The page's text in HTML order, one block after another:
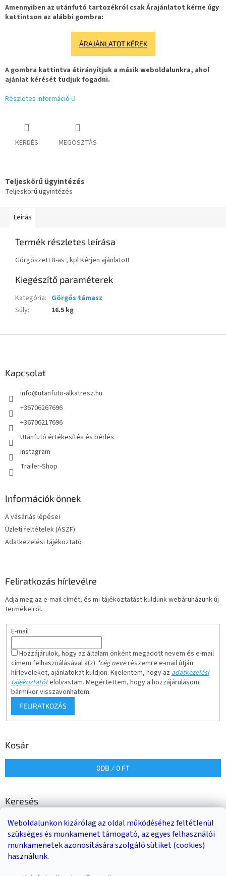
Weboldalunkon kizárólag az oldal működéséhez feltétlenül
szükséges és munkamenet támogató, az egyes felhasználói
munkamenetek azonosítására szolgáló sütiket (cookies)
használunk.
Amennyiben az utánfutó tartozékról csak Árajánlatot kérne úgy
kattintson az alábbi gombra:
ÁRAJÁNLATOT KÉREK
A gombra kattintva átirányítjuk a másik weboldalunkra, ahol
ajánlat kérését tudjuk fogadni.
Részletes információ
KÉRDÉS MEGOSZTÁS
Teljeskörű ügyintézés
Teljeskörű ügyintézés
Leírás
Termék részletes leírása
Görgőszett 8-as , kpl Kérjen ajánlatot!
Kiegészítő paraméterek
Kategória: Görgős támasz
Súly: 16.5 kg
Kapcsolat
info@utanfuto-alkatresz.hu
+36706267696
+36706217696
Utánfutó értékesítés és bérlés
instagram
Trailer-Shop
Információk önnek
A vásárlás lépései
Üzleti feltételek (ÁSZF)
Adatkezelési tájékoztató
Feliratkozás hírlevélre
Adja meg az e-mail címét, és mi tájékoztatást küldünk webáruházunk új
termékeiről.
E-mail
Hozzájárulok, hogy az általam önként megadott nevem és e-mail
címem felhasználásával a(z) *cég neverészemre e-mail útján
hírleveleket, ajánlatokat küldjön. Kijelentem, hogy azadatkezelési
tájékoztatótelolvastam. Megértettem, hogy a hozzájárulásom
bármikor visszavonhatom.
FELIRATKOZÁS
Kosár
0DB / 0 FT
Keresés
KERESÉS